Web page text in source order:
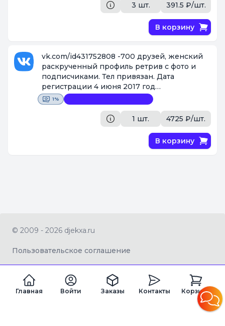
3 шт. 391.5 ₽/шт.
В корзину
vk.com/id431752808 -700 друзей, женский
раскрученный профиль ретрив с фото и
подписчиками. Тел привязан. Дата
регистрации 4 июня 2017 год
[Поставщик #1087]
1%
1 шт. 4725 ₽/шт.
В корзину
Главная Войти Заказы Контакты Корзина
© 2009 - 2026 djekxa.ru
Пользовательское соглашение